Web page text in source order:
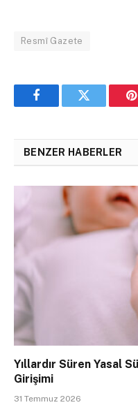
Resmî Gazete
FacebookTwitter
BENZER HABERLER
Yıllardır Süren Yasal
Girişimi
31 Temmuz 2026